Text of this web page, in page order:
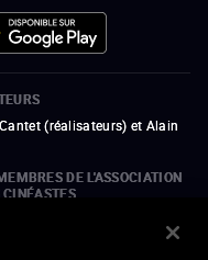
(réalisateurs) et Alain
DE L'ASSOCIATION
(représentant de
(représentant de la SRF)